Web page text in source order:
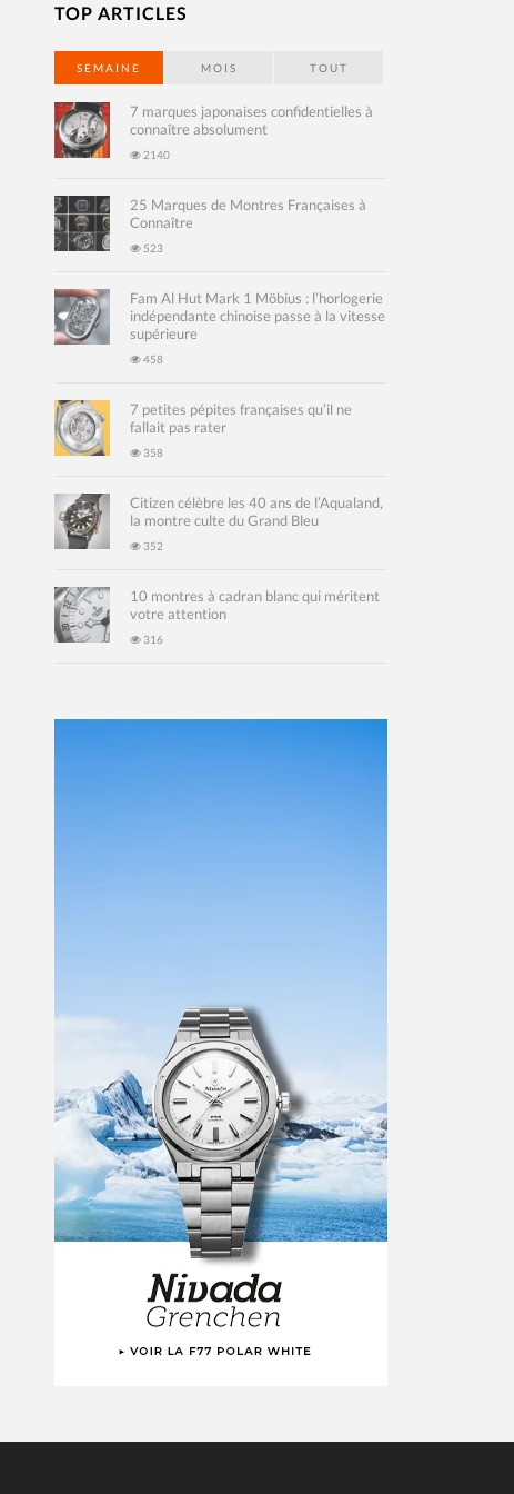
TOP ARTICLES
SEMAINE MOIS TOUT
7 marques japonaises confidentielles à
connaître absolument
2140
25 Marques de Montres Françaises à
Connaître
523
Fam Al Hut Mark 1 Möbius : l’horlogerie
indépendante chinoise passe à la vitesse
supérieure
458
7 petites pépites françaises qu’il ne
fallait pas rater
358
Citizen célèbre les 40 ans de l’Aqualand,
la montre culte du Grand Bleu
352
10 montres à cadran blanc qui méritent
votre attention
316